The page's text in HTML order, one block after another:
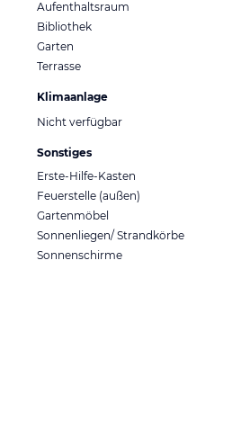
Aufenthaltsraum
Bibliothek
Garten
Terrasse
Klimaanlage
Nicht verfügbar
Sonstiges
Erste-Hilfe-Kasten
Feuerstelle (außen)
Gartenmöbel
Sonnenliegen/ Strandkörbe
Sonnenschirme